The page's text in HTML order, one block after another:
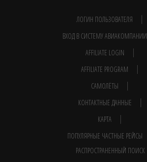
ЛОГИН ПОЛЬЗОВАТЕЛЯ
ВХОД В СИСТЕМУ АВИАКОМПАНИИ
AFFILIATE LOGIN
AFFILIATE PROGRAM
САМОЛЁТЫ
КОНТАКТНЫЕ ДАННЫЕ
КАРТА
ПОПУЛЯРНЫЕ ЧАСТНЫЕ РЕЙСЫ
РАСПРОСТРАНЕННЫЙ ПОИСК